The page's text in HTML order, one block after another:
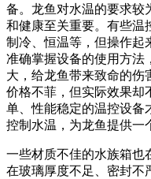
备。龙鱼对水温的要求较
和健康至关重要。有些温
制冷、恒温等，但操作起
准确掌握设备的使用方法
大，给龙鱼带来致命的伤
价格不菲，但实际效果却
单、性能稳定的温控设备
控制水温，为龙鱼提供一
一些材质不佳的水族箱也
在玻璃厚度不足、密封不